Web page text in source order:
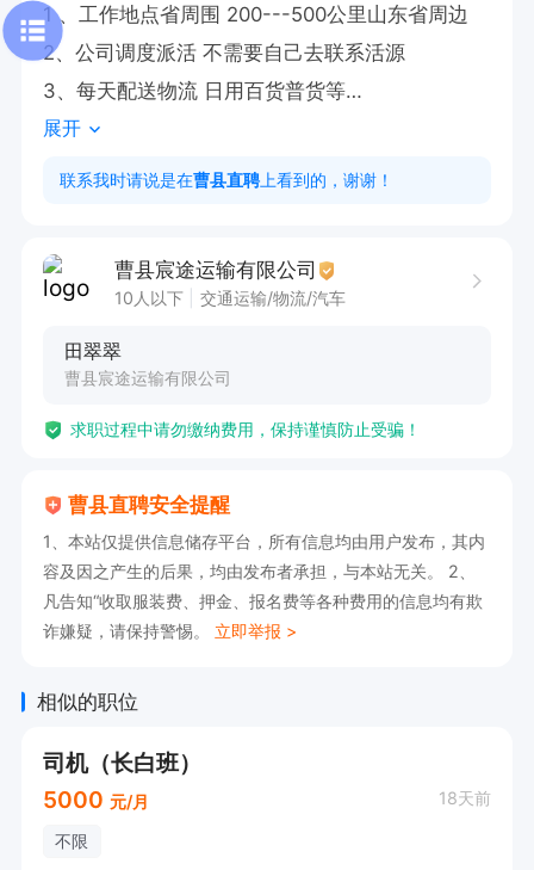
1 、工作地点省周围 200---500公里山东省周边
2、公司调度派活 不需要自己去联系活源
3、每天配送物流 日用百货普货等
4、不装不卸 主要开车（一趟一结）
5、车型有3.7平板4.2高栏，C1驾照及以上
2、C1及以上驾照，不需要货运资格证 会看导航
4、无不良嗜好 无重大事故及交通违章 违法等 具
5、有意向的欢迎来加入我们
地址：曹县聚富中心
工作时间：8:00-18:00
💗温馨提示:投递简历后，请直接拨打电话联系。
展开
联系我时请说是在曹县直聘 上看到的，谢谢！
曹县宸途运输有限公司
10人以下 交通运输/物流/汽车
田翠翠
曹县宸途运输有限公司
求职过程中请勿缴纳费用，保持谨慎防止受骗！
曹县直聘安全提醒
1、本站仅提供信息储存平台，所有信息均由用户发布，其内
容及因之产生的后果，均由发布者承担，与本站无关。 2、
凡告知“收取服装费、押金、报名费等各种费用的信息均有欺
诈嫌疑，请保持警惕。 立即举报 >
相似的职位
司机（长白班）
5000 元/月 18天前
不限